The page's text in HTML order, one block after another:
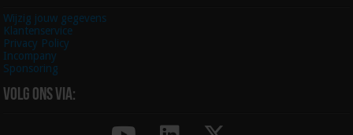
Wijzig jouw gegevens
Klantenservice
Privacy Policy
Incompany
Sponsoring
Volg ons via: